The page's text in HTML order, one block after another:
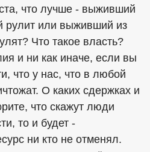
что лучше - выживший
рулит или выживший из
Что такое власть?
и ни как иначе, если вы
что у нас, что в любой
О каких сдержках и
что скажут люди
то и будет -
ни кто не отменял.